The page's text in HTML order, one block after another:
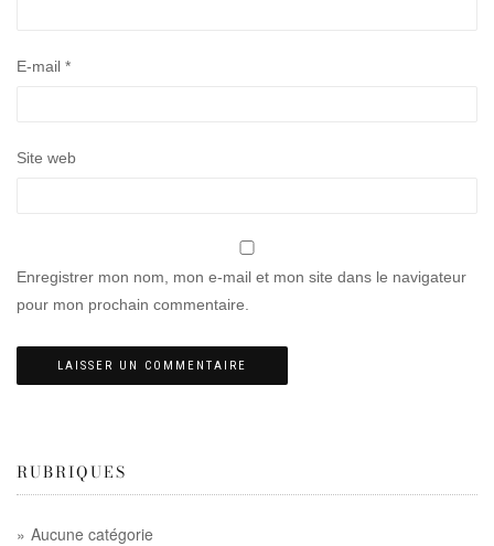
E-mail *
Site web
Enregistrer mon nom, mon e-mail et mon site dans le navigateur
pour mon prochain commentaire.
RUBRIQUES
Aucune catégorie